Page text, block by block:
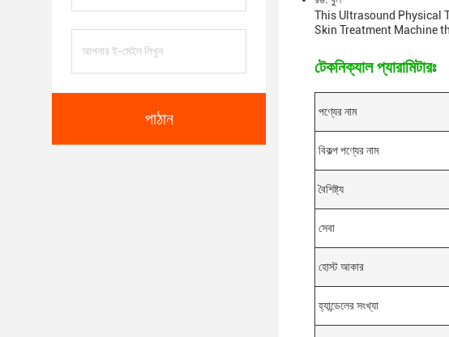
পাঠান
This Ultrasound Physical
Skin Treatment Machine
টেকনিক্যাল প্যারামিটারঃ
পণ্যের নাম
বিকল্প পণ্যের নাম
বৈশিষ্ট্য
সেবা
হোস্ট আকার
হ্যান্ডেলের সংখ্যা